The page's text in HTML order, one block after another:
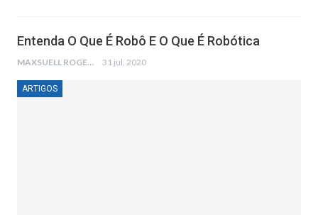
Entenda O Que É Robô E O Que É Robótica
MAXSUELL ROGER 31 jul, 2020
ARTIGOS